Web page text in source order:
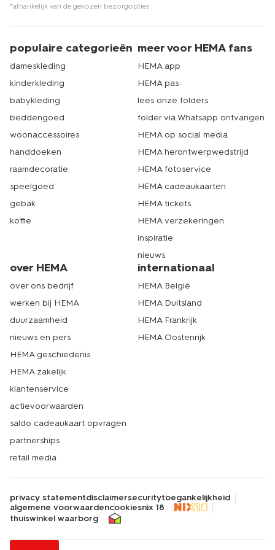
*afhankelijk van de gekozen bezorgopties
populaire categorieën
dameskleding
kinderkleding
babykleding
beddengoed
woonaccessoires
handdoeken
raamdecoratie
speelgoed
gebak
koffie
meer voor HEMA fans
HEMA app
HEMA pas
lees onze folders
folder via Whatsapp ontvangen
HEMA op social media
HEMA herontwerpwedstrijd
HEMA fotoservice
HEMA cadeaukaarten
HEMA tickets
HEMA verzekeringen
inspiratie
nieuws
over HEMA
over ons bedrijf
werken bij HEMA
duurzaamheid
nieuws en pers
HEMA geschiedenis
HEMA zakelijk
klantenservice
actievoorwaarden
saldo cadeaukaart opvragen
partnerships
retail media
internationaal
HEMA België
HEMA Duitsland
HEMA Frankrijk
HEMA Oostenrijk
privacy statementdisclaimersecuritytoegankelijkheid
algemene voorwaardencookiesnix 18
thuiswinkel waarborg